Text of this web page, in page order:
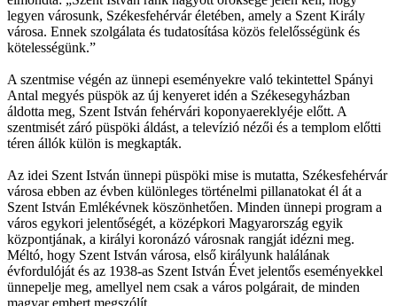
legyen városunk, Székesfehérvár életében, amely a Szent Király
városa. Ennek szolgálata és tudatosítása közös felelősségünk és
kötelességünk.”
A szentmise végén az ünnepi eseményekre való tekintettel Spányi
Antal megyés püspök az új kenyeret idén a Székesegyházban
áldotta meg, Szent István fehérvári koponyaereklyéje előtt. A
szentmisét záró püspöki áldást, a televízió nézői és a templom előtti
téren állók külön is megkapták.
Az idei Szent István ünnepi püspöki mise is mutatta, Székesfehérvár
városa ebben az évben különleges történelmi pillanatokat él át a
Szent István Emlékévnek köszönhetően. Minden ünnepi program a
város egykori jelentőségét, a középkori Magyarország egyik
központjának, a királyi koronázó városnak rangját idézni meg.
Méltó, hogy Szent István városa, első királyunk halálának
évfordulóját és az 1938-as Szent István Évet jelentős eseményekkel
ünnepelje meg, amellyel nem csak a város polgárait, de minden
magyar embert megszólít.